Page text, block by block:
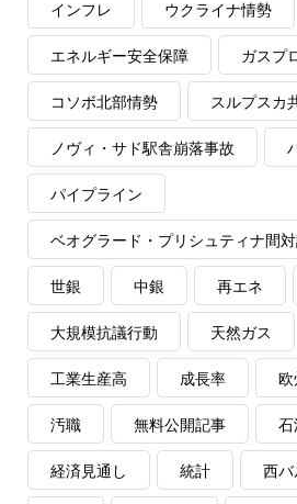
インフレ ウクライナ情勢
エネルギー安全保障 ガスプ
コソボ北部情勢 スルプスカ
ノヴィ・サド駅舎崩落事故
パイプライン
ベオグラード・プリシュティナ間
世銀 中銀 再エネ
大規模抗議行動 天然ガス
工業生産高 成長率 欧
汚職 無料公開記事 石
経済見通し 統計 西バ